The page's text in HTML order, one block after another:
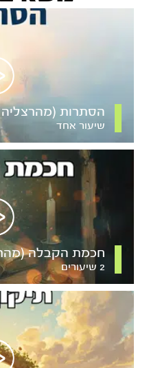
הסתרות (מהרצליה 7.7.26)
שיעור אחד
חכמת הקבלה
2 שיעורים